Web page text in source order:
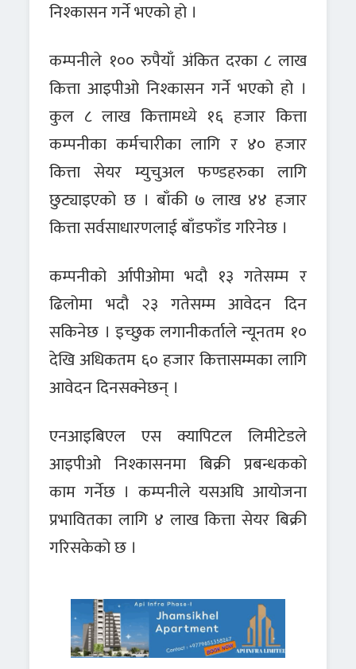
निश्कासन गर्ने भएको हो ।
कम्पनीले १०० रुपैयाँ अंकित दरका ८ लाख
कित्ता आइपीओ निश्कासन गर्ने भएको हो ।
कुल ८ लाख कित्तामध्ये १६ हजार कित्ता
कम्पनीका कर्मचारीका लागि र ४० हजार
कित्ता सेयर म्युचुअल फण्डहरुका लागि
छुट्याइएको छ । बाँकी ७ लाख ४४ हजार
कित्ता सर्वसाधारणलाई बाँडफाँड गरिनेछ ।
कम्पनीको र्आपीओमा भदौ १३ गतेसम्म र
ढिलोमा भदौ २३ गतेसम्म आवेदन दिन
सकिनेछ । इच्छुक लगानीकर्ताले न्यूनतम १०
देखि अधिकतम ६० हजार कित्तासम्मका लागि
आवेदन दिनसक्नेछन् ।
एनआइबिएल एस क्यापिटल लिमीटेडले
आइपीओ निश्कासनमा बिक्री प्रबन्धकको
काम गर्नेछ । कम्पनीले यसअघि आयोजना
प्रभावितका लागि ४ लाख कित्ता सेयर बिक्री
गरिसकेको छ ।